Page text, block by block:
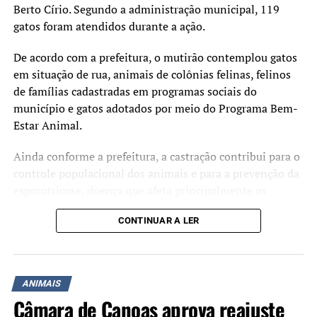
fortalecendo o trabalho da
Secretaria Municipal de
Bem-Estar Animal em
parceria com a Polícia Civil
e os demais órgãos para
proteger os animais e
rápida sempre que houver
denúncias.”
O diretor de Fiscalização da Secretaria Municipal de
Bem-Estar Animal, Adilson do Carmo, destacou a
atuação conjunta entre os órgãos.
Berto Círio. Segundo a administração municipal, 119
gatos foram atendidos durante a ação.
De acordo com a prefeitura, o mutirão contemplou gatos
em situação de rua, animais de colônias felinas, felinos
de famílias cadastradas em programas sociais do
município e gatos adotados por meio do Programa Bem-
Estar Animal.
Ainda conforme a prefeitura, a castração contribui para o
controle populacional dos animais e para a prevenção da
felinos e pode ser transmitida para outros animais e
seres humanos. A esterilização também ajuda a reduzir
a disseminação da doença.
O prefeito Rodrigo Battistella afirmou que a castração
também está relacionada à saúde pública.
CONTINUAR A LER
ANIMAIS
Câmara de Canoas aprova reajuste